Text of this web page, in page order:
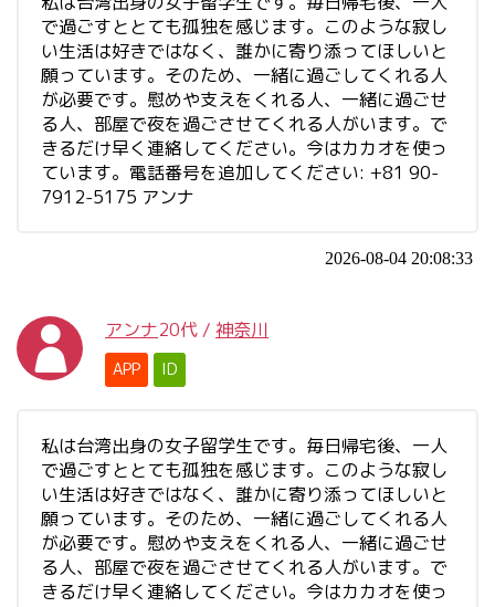
で過ごすととても孤独を感じます。このような寂し
い生活は好きではなく、誰かに寄り添ってほしいと
願っています。そのため、一緒に過ごしてくれる人
が必要です。慰めや支えをくれる人、一緒に過ごせ
る人、部屋で夜を過ごさせてくれる人がいます。で
きるだけ早く連絡してください。今はカカオを使っ
ています。電話番号を追加してください: +81 90-
7912-5175 アンナ
2026-08-04 20:08:33
アンナ20代 / 神奈川
APP ID
私は台湾出身の女子留学生です。毎日帰宅後、一人
で過ごすととても孤独を感じます。このような寂し
い生活は好きではなく、誰かに寄り添ってほしいと
願っています。そのため、一緒に過ごしてくれる人
が必要です。慰めや支えをくれる人、一緒に過ごせ
る人、部屋で夜を過ごさせてくれる人がいます。で
きるだけ早く連絡してください。今はカカオを使っ